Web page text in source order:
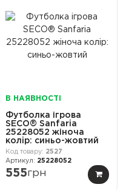
В НАЯВНОСТІ
Футболка ігрова
SECO® Sanfaria
25228052 жіноча
колiр: синьо-жовтий
2527
25228052
555грн